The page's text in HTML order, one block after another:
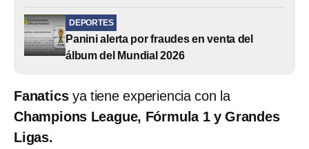
DEPORTES
Panini alerta por fraudes en venta del
álbum del Mundial 2026
Fanaticsya tiene experiencia con la
Champions League, Fórmula 1 y Grandes
Ligas.